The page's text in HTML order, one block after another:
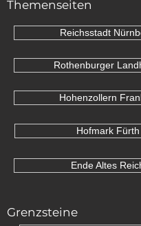
Themenseiten
Reichsstadt
Rothenburger
Hohenzollern
Hofmark Fürth
Ende Altes
Grenzsteine